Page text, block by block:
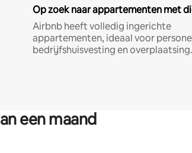
Op zoek naar appartementen met
Airbnb heeft volledig ingerichte
appartementen, ideaal voor
bedrijfshuisvesting en overplaatsing.
een maand